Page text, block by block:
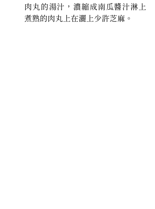
肉丸的湯汁，濃縮成南瓜醬汁淋上
煮熟的肉丸上在灑上少許芝麻。